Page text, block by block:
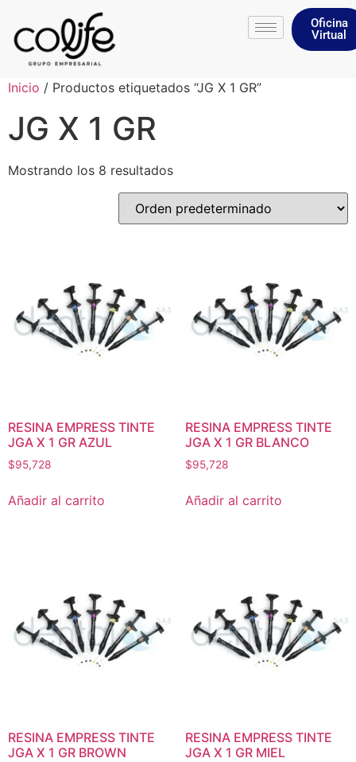
Oficina
Virtual
Inicio / Productos etiquetados “JG X 1 GR”
JG X 1 GR
Mostrando los 8 resultados
RESINA EMPRESS TINTE
JGA X 1 GR AZUL
$95,728
Añadir al carrito
RESINA EMPRESS TINTE
JGA X 1 GR BLANCO
$95,728
Añadir al carrito
RESINA EMPRESS TINTE
JGA X 1 GR BROWN
RESINA EMPRESS TINTE
JGA X 1 GR MIEL